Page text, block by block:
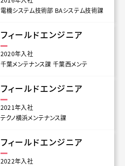
電機システム技術部 BAシステム技術課
フィールドエンジニア
2020年入社
千葉メンテナンス課 千葉西メンテ
フィールドエンジニア
2021年入社
テクノ横浜メンテナンス課
フィールドエンジニア
2022年入社